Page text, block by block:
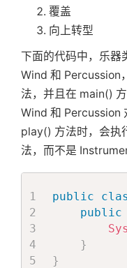
覆盖
向上转型
下面的代码中，乐器
Wind 和 Percussion
法，并且在 main()
Wind 和 Percussion
play() 方法时，会执
法，而不是
public
public
}
}